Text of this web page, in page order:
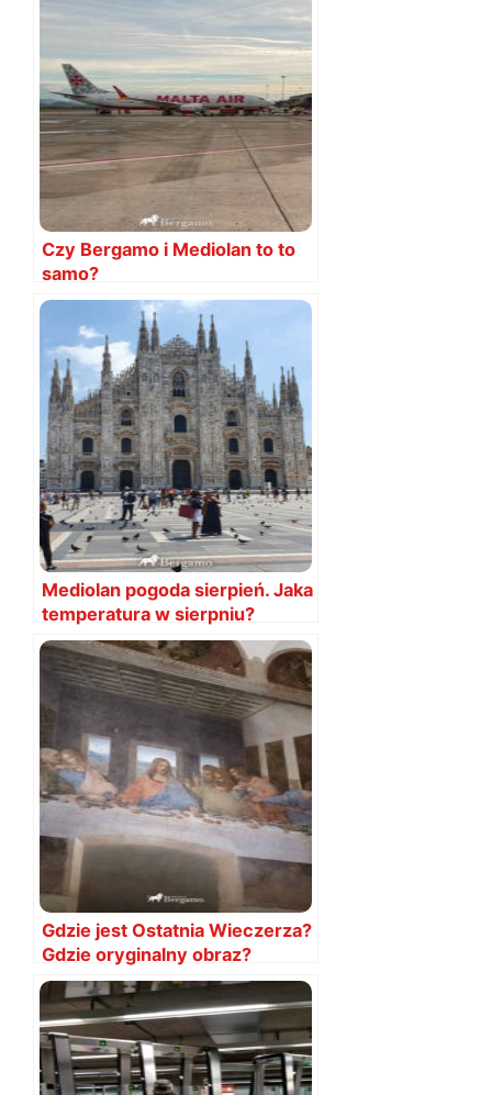
Czy Bergamo i Mediolan to to
samo?
Mediolan pogoda sierpień. Jaka
temperatura w sierpniu?
Gdzie jest Ostatnia Wieczerza?
Gdzie oryginalny obraz?